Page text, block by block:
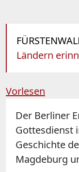
Ländern
Vorlesen
Der Berliner
Gottesdienst
Geschichte
Magdeburg